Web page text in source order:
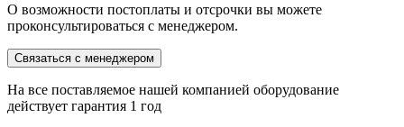
О возможности постоплаты и отсрочки вы можете
проконсультироваться с менеджером.
Связаться с менеджером
На все поставляемое нашей компанией оборудование
действует гарантия 1 год